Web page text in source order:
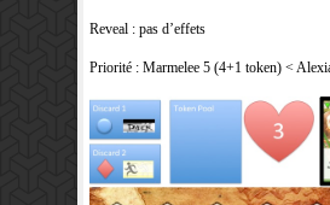
Reveal : pas d’effets
Priorité : Marmelee 5 (4+1 token) <